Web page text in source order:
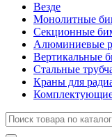
Везде
Монолитные
Секционные
Алюминиевые
Вертикальные
Стальные
Краны для